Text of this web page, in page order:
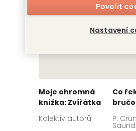
Povolit
Nastavení
Moje ohromná
knížka: Zvířátka
Kolektiv autorů
Co
P.